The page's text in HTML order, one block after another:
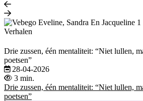
Verhalen
Drie zussen, één mentaliteit: “Niet lullen,
poetsen”
28-04-2026
3 min.
Drie zussen, één mentaliteit: “Niet lullen,
poetsen”